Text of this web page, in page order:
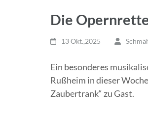
Die
13 Okt.,2025
Ein besonderes
Rußheim in dieser
Zaubertrank“ zu Gast.